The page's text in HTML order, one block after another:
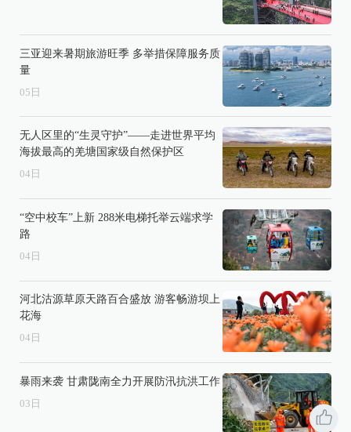
三亚迎来暑期旅游旺季 多举措保障服务质
量
05 日
无人区里的“生灵守护”——走进世界平均
海拔最高的羌塘国家级自然保护区
04 日
“空中校车”上新 288米电梯托举云端求学
路
04 日
河北沽源草原天路百合盛放 游客畅游坝上
花海
04 日
暴雨来袭 甘肃陇南全力开展防汛抗洪工作
03 日